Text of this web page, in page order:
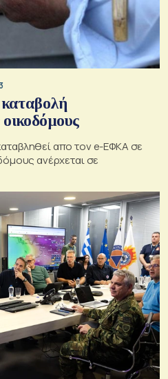
απο τον e-ΕΦΚΑ σε
ανέρχεται σε